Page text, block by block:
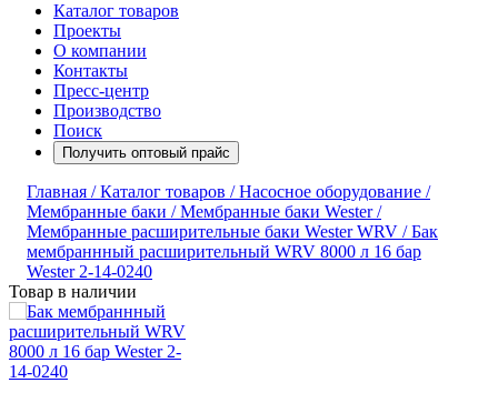
Каталог товаров
Проекты
О компании
Контакты
Пресс-центр
Производство
Поиск
Получить оптовый прайс
Главная /Каталог товаров /Насосное оборудование /
Мембранные баки /Мембранные баки Wester /
Мембранные расширительные баки Wester WRV /Бак
мембраннный расширительный WRV 8000 л 16 бар
Wester 2-14-0240
Товар в наличии